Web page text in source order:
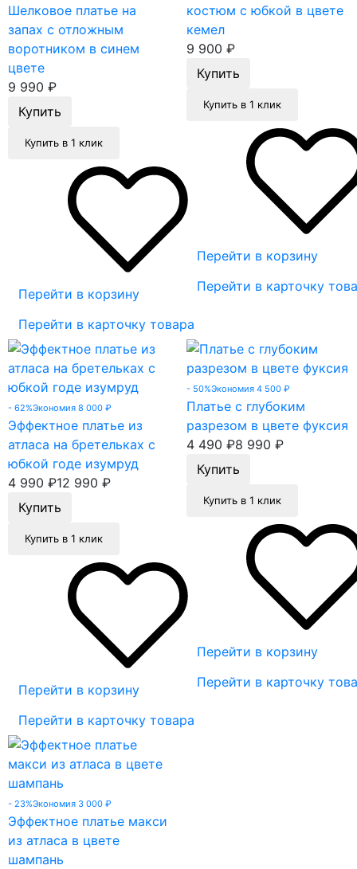
Шелковое платье на
запах с отложным
воротником в синем
цвете
9 990 ₽
Купить в 1 клик
Перейти в корзину
Перейти в карточку товара
костюм с юбкой в цвете
кемел
9 900 ₽
Купить в 1 клик
Перейти в корзину
Перейти в карточку
- 62%Экономия 8 000 ₽
Эффектное платье из
атласа на бретельках с
юбкой годе изумруд
4 990 ₽12 990 ₽
Купить в 1 клик
Перейти в корзину
Перейти в карточку товара
- 50%Экономия 4 500 ₽
Платье с глубоким
разрезом в цвете фуксия
4 490 ₽8 990 ₽
Купить в 1 клик
Перейти в корзину
Перейти в карточку
- 23%Экономия 3 000 ₽
Эффектное платье макси
из атласа в цвете
шампань